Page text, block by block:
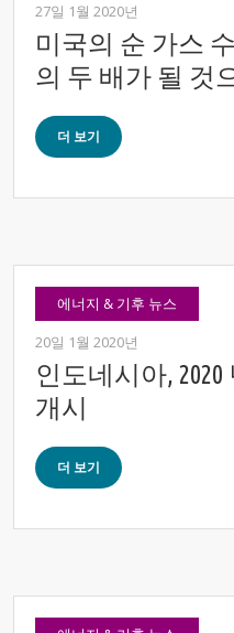
27일 1월 2020년
미국의 순 가스
의 두 배가 될 것
더 보기
에너지 & 기후 뉴스
20일 1월 2020년
인도네시아,
개시
더 보기